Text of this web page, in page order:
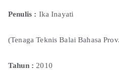
Penulis : Ika Inayati
(Tenaga Teknis Balai Bahasa
Tahun : 2010